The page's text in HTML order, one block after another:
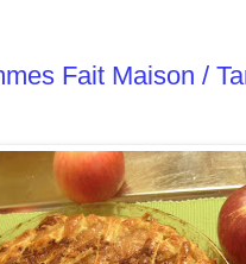
Fait Maison /